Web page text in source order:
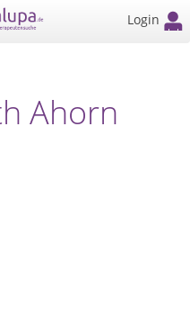
Login
Ahorn